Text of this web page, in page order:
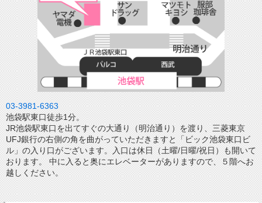
03-3981-6363
池袋駅東口徒歩1分。
JR池袋駅東口を出てすぐの大通り（明治通り）を渡り、三菱東京
UFJ銀行の右側の角を曲がっていただきますと「ビック池袋東口ビ
ル」の入り口がございます。入口は休日（土曜/日曜/祝日）も開いて
おります。 中に入ると奥にエレベーターがありますので、５階へお
越しください。